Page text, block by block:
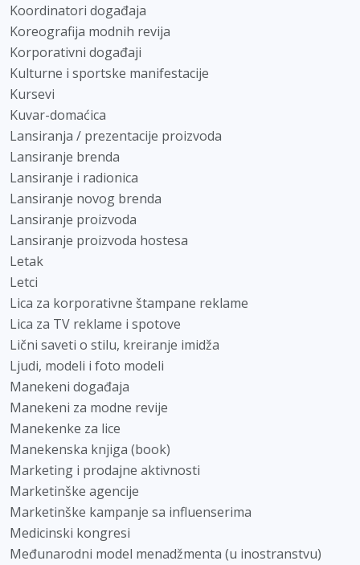
Koordinatori događaja
Koreografija modnih revija
Korporativni događaji
Kulturne i sportske manifestacije
Kursevi
Kuvar-domaćica
Lansiranja / prezentacije proizvoda
Lansiranje brenda
Lansiranje i radionica
Lansiranje novog brenda
Lansiranje proizvoda
Lansiranje proizvoda hostesa
Letak
Letci
Lica za korporativne štampane reklame
Lica za TV reklame i spotove
Lični saveti o stilu, kreiranje imidža
Ljudi, modeli i foto modeli
Manekeni događaja
Manekeni za modne revije
Manekenke za lice
Manekenska knjiga (book)
Marketing i prodajne aktivnosti
Marketinške agencije
Marketinške kampanje sa influenserima
Medicinski kongresi
Međunarodni model menadžmenta (u inostranstvu)